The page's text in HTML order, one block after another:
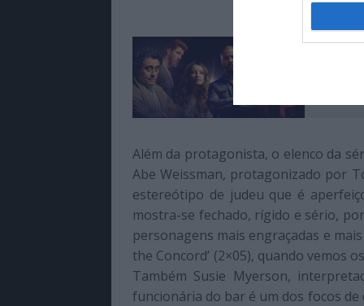
Séries
Além da protagonista, o elenco da
Abe Weissman, protagonizado por
estereótipo de judeu que é
mostra-se fechado, rígido e sério,
personagens mais engraçadas e
the Concord’ (2×05), quando vemos
Também Susie Myerson,
funcionária do bar é um dos focos